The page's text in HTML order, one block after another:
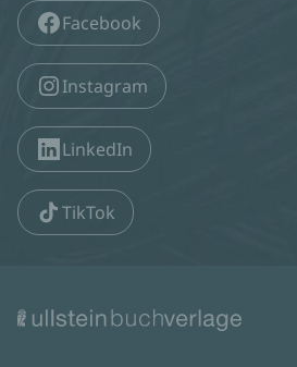
Facebook
Instagram
LinkedIn
TikTok